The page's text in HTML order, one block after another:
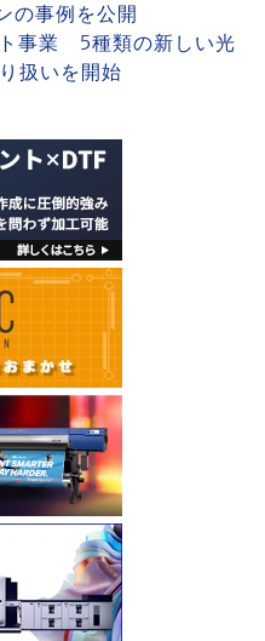
の事例を公開
事業 5種類の新しい光
扱いを開始